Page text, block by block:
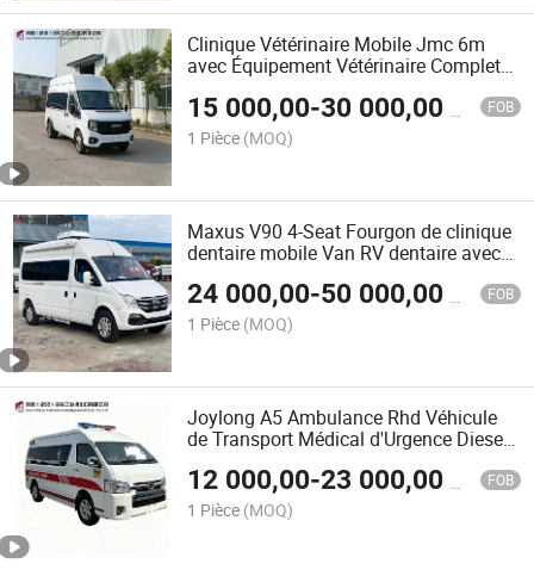
Clinique Vétérinaire Mobile Jmc 6m
avec Équipement Vétérinaire Complet
Compagnie
15 000,00-30 000,00 FOB
1 Pièce (MOQ)
Maxus V90 4-Seat Fourgon de clinique
dentaire mobile Van RV dentaire avec
Inverseur, intérieur personnalisable pour
soins dentaires itinérants à la
communauté
24 000,00-50 000,00 FOB
1 Pièce (MOQ)
Joylong A5 Ambulance Rhd Véhicule
de Transport Médical d'Urgence Diesel
Ambulance de Transport de Patient
Véhicule de Transit pour Traitement
d'Urgence
12 000,00-23 000,00 FOB
1 Pièce (MOQ)